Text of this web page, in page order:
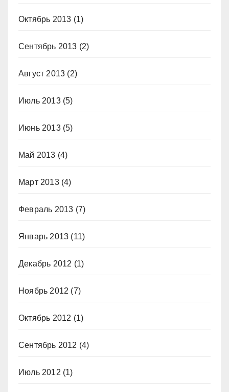
Октябрь 2013 (1)
Сентябрь 2013 (2)
Август 2013 (2)
Июль 2013(5)
Июнь 2013(5)
Май 2013 (4)
Март 2013(4)
Февраль 2013 (7)
Январь 2013 (11)
Декабрь 2012 (1)
Ноябрь 2012 (7)
Октябрь 2012 (1)
Сентябрь 2012 (4)
Июль 2012 (1)